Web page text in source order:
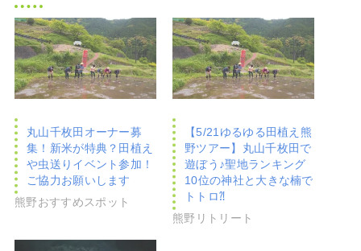
丸山千枚田オーナー募
集！新米が特典？田植え
や虫送りイベント参加！
ご協力お願いします
熊野おすすめスポット
【5/21ゆるゆる田植え熊
野ツアー】丸山千枚田で
遊ぼう♪聖地ランキング
10位の神社と大きな楠で
トトロ⁈
熊野リトリート